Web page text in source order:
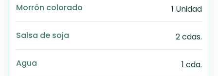
Morrón colorado 1 Unidad
Salsa de soja 2 cdas.
Agua 1 cda.